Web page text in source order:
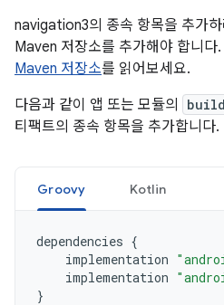
navigation3의 종속 항목을 추가
Maven 저장소를 추가해야 합니다
Maven 저장소를 읽어보세요.
다음과 같이 앱 또는 모듈의
티팩트의 종속 항목을 추가합니다.
Groovy Kotlin
dependencies {
implementation
implementation
}